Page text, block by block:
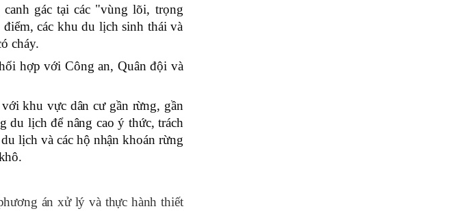
gác tại các "vùng lõi, trọng
các khu du lịch sinh thái và
cháy.
hợp với Công an, Quân đội và
khu vực dân cư gần rừng, gần
du lịch để nâng cao ý thức, trách
lịch và các hộ nhận khoán rừng
án xử lý và thực hành thiết